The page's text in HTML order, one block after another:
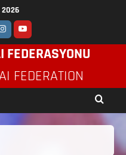
FEDERASYONU
FEDERATION